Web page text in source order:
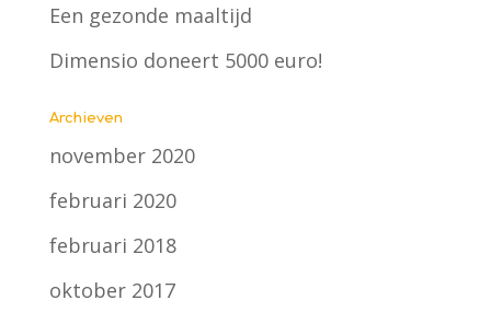
Een gezonde maaltijd
Dimensio doneert 5000 euro!
Archieven
november 2020
februari 2020
februari 2018
oktober 2017